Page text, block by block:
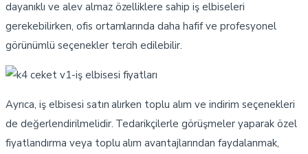
dayanıklı ve alev almaz özelliklere sahip iş elbiseleri
gerekebilirken, ofis ortamlarında daha hafif ve profesyonel
görünümlü seçenekler tercih edilebilir.
Ayrıca, iş elbisesi satın alırken toplu alım ve indirim seçenekleri
de değerlendirilmelidir. Tedarikçilerle görüşmeler yaparak özel
fiyatlandırma veya toplu alım avantajlarından faydalanmak,